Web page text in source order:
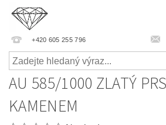
+420 605 255 796
AU 585/1000 ZLATÝ
KAMENEM